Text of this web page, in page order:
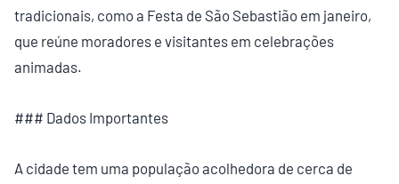
tradicionais, como a Festa de São Sebastião em janeiro,
que reúne moradores e visitantes em celebrações
animadas.
### Dados Importantes
A cidade tem uma população acolhedora de cerca de